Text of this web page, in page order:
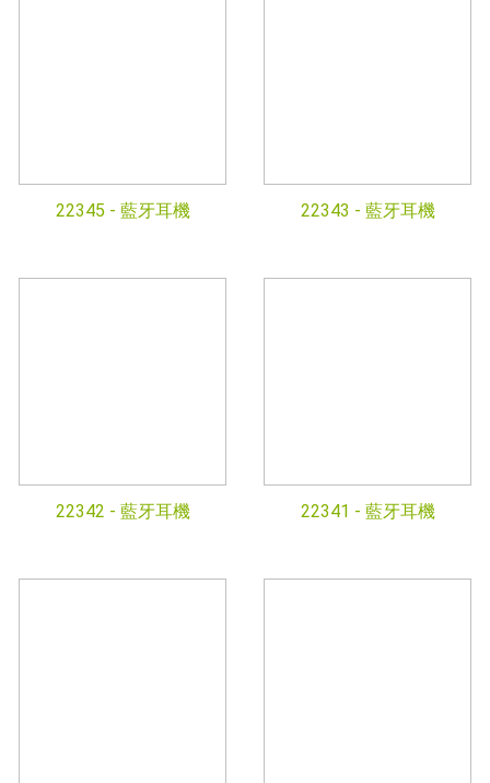
22345 - 藍牙耳機 22343 - 藍牙耳機
22342 - 藍牙耳機 22341 - 藍牙耳機